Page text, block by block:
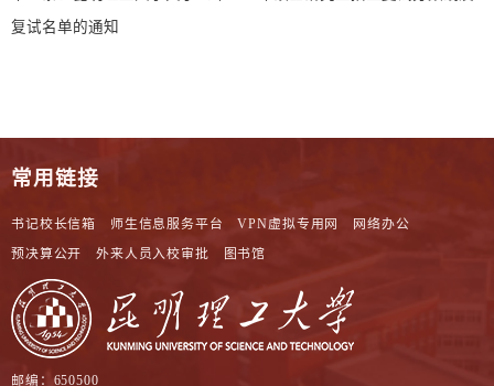
复试名单的通知
常用链接
书记校长信箱 师生信息服务平台 VPN虚拟专用网
网络办公
预决算公开
外来人员入校审批 图书馆
邮编：650500